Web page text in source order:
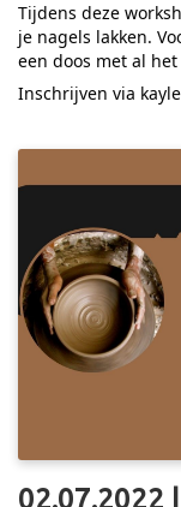
Tijdens deze
je nagels lakken.
een doos met al
Inschrijven via
02.07.2022